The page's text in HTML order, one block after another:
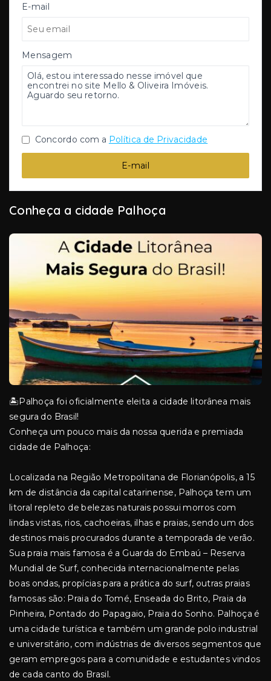
E-mail
Mensagem
Concordo com a Política de Privacidade
E-mail
Conheça a cidade Palhoça
🏝️Palhoça foi oficialmente eleita a cidade litorânea mais
segura do Brasil!
Conheça um pouco mais da nossa querida e premiada
cidade de Palhoça:
Localizada na Região Metropolitana de Florianópolis, a 15
km de distância da capital catarinense, Palhoça tem um
litoral repleto de belezas naturais possui morros com
lindas vistas, rios, cachoeiras, ilhas e praias, sendo um dos
destinos mais procurados durante a temporada de verão.
Sua praia mais famosa é a Guarda do Embaú – Reserva
Mundial de Surf, conhecida internacionalmente pelas
boas ondas, propícias para a prática do surf, outras praias
famosas são: Praia do Tomé, Enseada do Brito, Praia da
Pinheira, Pontado do Papagaio, Praia do Sonho. Palhoça é
uma cidade turística e também um grande polo industrial
e universitário, com indústrias de diversos segmentos que
geram empregos para a comunidade e estudantes vindos
de cada canto do Brasil.